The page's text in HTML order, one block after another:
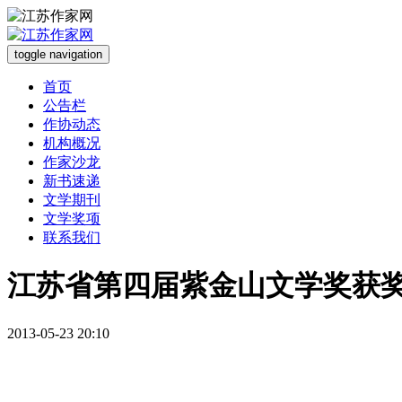
toggle navigation
首页
公告栏
作协动态
机构概况
作家沙龙
新书速递
文学期刊
文学奖项
联系我们
江苏省第四届紫金山文学奖获
2013-05-23 20:10